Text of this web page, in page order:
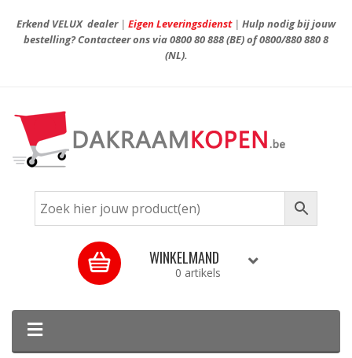
Erkend VELUX dealer| Eigen Leveringsdienst| Hulp nodig bij jouw
bestelling? Contacteer ons via0800 80 888(BE) of0800/880 880 8
(NL).
WINKELMAND
0 artikels